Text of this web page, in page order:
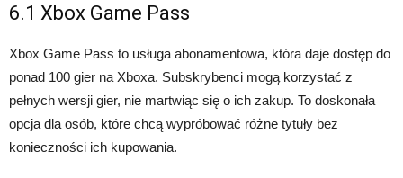
6.1 Xbox Game Pass
Xbox Game Pass to usługa abonamentowa, która daje dostęp do
ponad 100 gier na Xboxa. Subskrybenci mogą korzystać z
pełnych wersji gier, nie martwiąc się o ich zakup. To doskonała
opcja dla osób, które chcą wypróbować różne tytuły bez
konieczności ich kupowania.